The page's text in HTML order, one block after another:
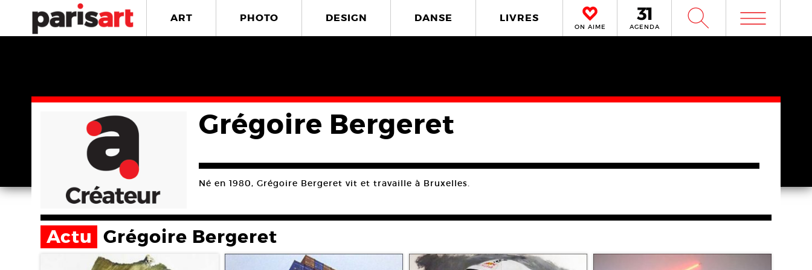
ART PHOTO DESIGN DANSE LIVRES
ON AIME AGENDA W m
Grégoire Bergeret
Né en 1980, Grégoire Bergeret vit et travaille à Bruxelles.
Actu Grégoire Bergeret